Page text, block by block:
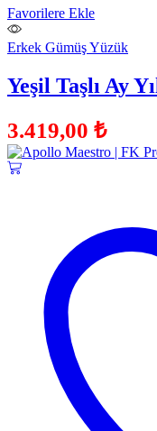
Favorilere Ekle
Erkek Gümüş Yüzük
Yeşil Taşlı Ay
3.419,00 ₺